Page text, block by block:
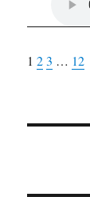
1 2 3 … 12